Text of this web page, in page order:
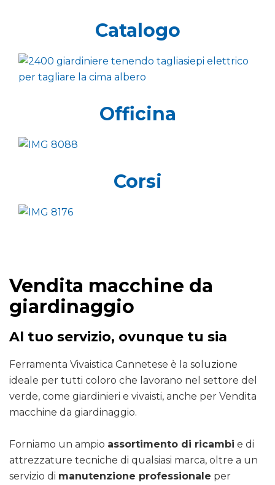
Catalogo
Officina
Corsi
Vendita macchine da
giardinaggio
Al tuo servizio, ovunque tu sia
Ferramenta Vivaistica Cannetese è la soluzione
ideale per tutti coloro che lavorano nel settore del
verde, come giardinieri e vivaisti, anche per Vendita
macchine da giardinaggio.
Forniamo un ampio assortimento di ricambi e di
attrezzature tecniche di qualsiasi marca, oltre a un
servizio di manutenzione professionale per